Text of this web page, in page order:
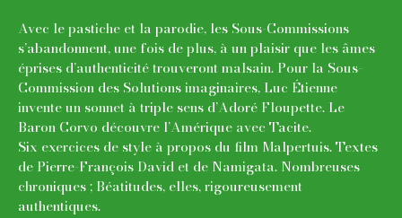
Avec le pastiche et la parodie, les Sous-Commissions
s’abandonnent, une fois de plus, à un plaisir que les âmes
éprises d’authenticité trouveront malsain. Pour la Sous-
Commission des Solutions imaginaires, Luc Étienne
invente un sonnet à triple sens d’Adoré Floupette. Le
Baron Corvo découvre l’Amérique avec Tacite.
Six exercices de style à propos du film Malpertuis. Textes
de Pierre-François David et de Namigata. Nombreuses
chroniques ; Béatitudes, elles, rigoureusement
authentiques.